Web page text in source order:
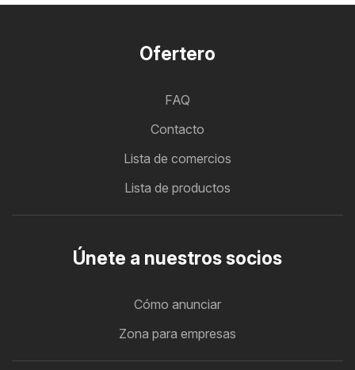
Ofertero
FAQ
Contacto
Lista de comercios
Lista de productos
Únete a nuestros socios
Cómo anunciar
Zona para empresas